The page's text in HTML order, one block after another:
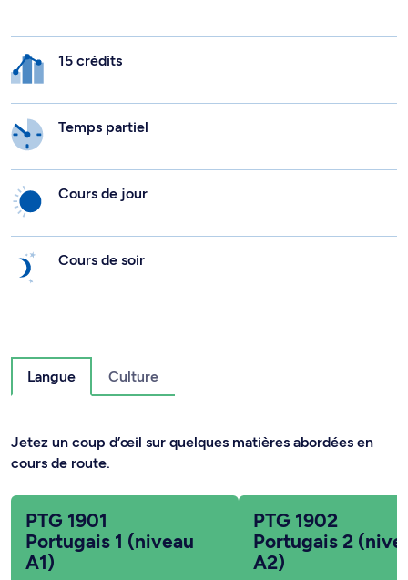
15 crédits
Temps partiel
Cours de jour
Cours de soir
Langue Culture
Jetez un coup d’œil sur quelques matières abordées en
cours de route.
PTG 1901
Portugais 1 (niveau
A1)
PTG 1902
Portugais 2
A2)